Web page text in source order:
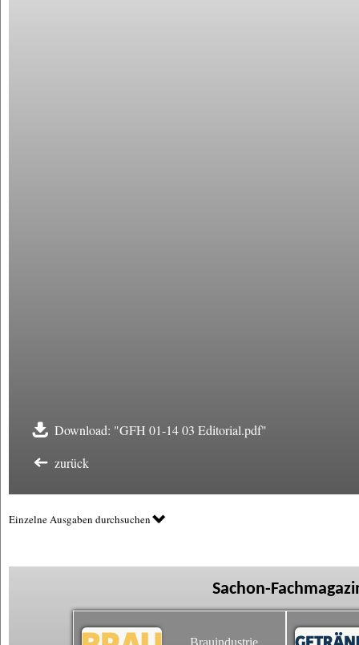
Download: "GFH 01-14 03 Editorial.pdf"
zurück
Einzelne Ausgaben durchsuchen
Sachon-
Brauindustrie